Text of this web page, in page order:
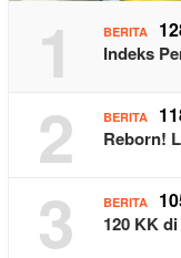
1 BERITA
Indeks
2 BERITA
Reborn!
3 BERITA
120 KK